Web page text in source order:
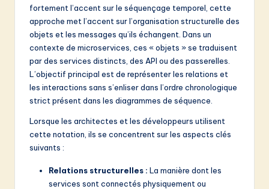
fortement l’accent sur le séquençage temporel, cette
approche met l’accent sur l’organisation structurelle des
objets et les messages qu’ils échangent. Dans un
contexte de microservices, ces « objets » se traduisent
par des services distincts, des API ou des passerelles.
L’objectif principal est de représenter les relations et
les interactions sans s’enliser dans l’ordre chronologique
strict présent dans les diagrammes de séquence.
Lorsque les architectes et les développeurs utilisent
cette notation, ils se concentrent sur les aspects clés
suivants :
Relations structurelles : La manière dont les
services sont connectés physiquement ou